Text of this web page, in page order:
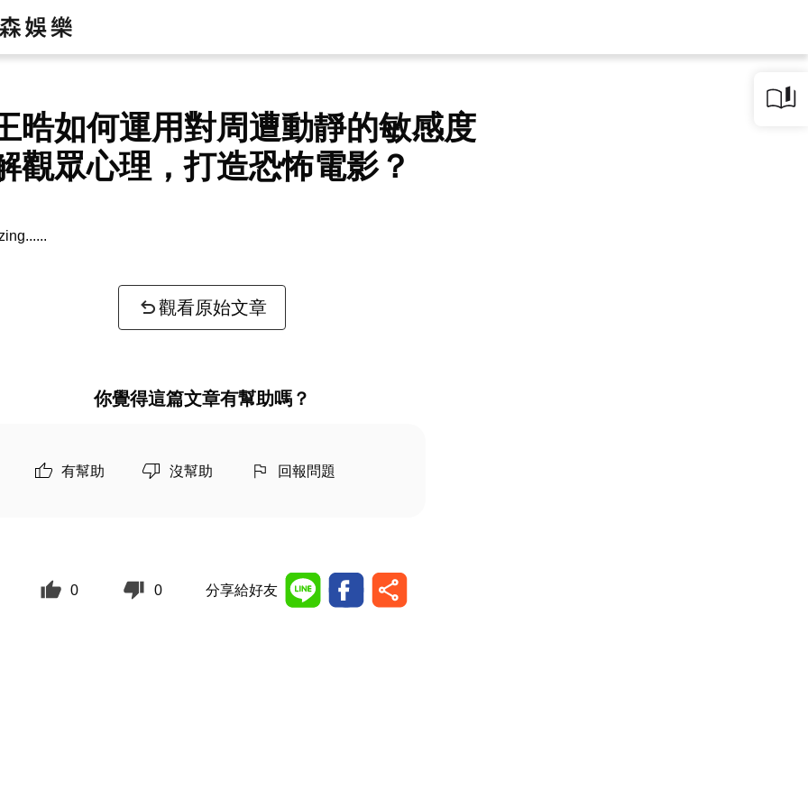
晧如何運用對周遭動靜的敏感度
觀眾心理，打造恐怖電影？
觀看原始文章
你覺得這篇文章有幫助嗎？
有幫助 沒幫助 回報問題
0 0 分享給好友